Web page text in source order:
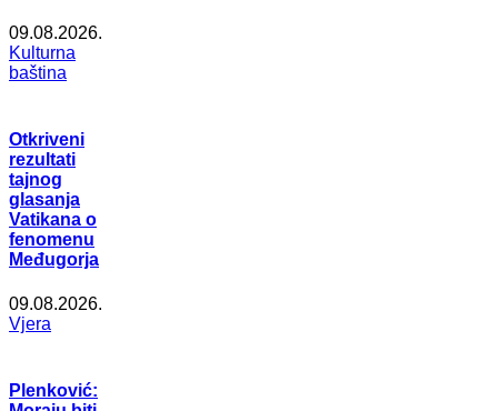
09.08.2026.
Kulturna
baština
Otkriveni
rezultati
tajnog
glasanja
Vatikana o
fenomenu
Međugorja
09.08.2026.
Vjera
Plenković: